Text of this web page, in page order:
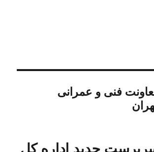
فنی و عمرانی
جدید اداره کل